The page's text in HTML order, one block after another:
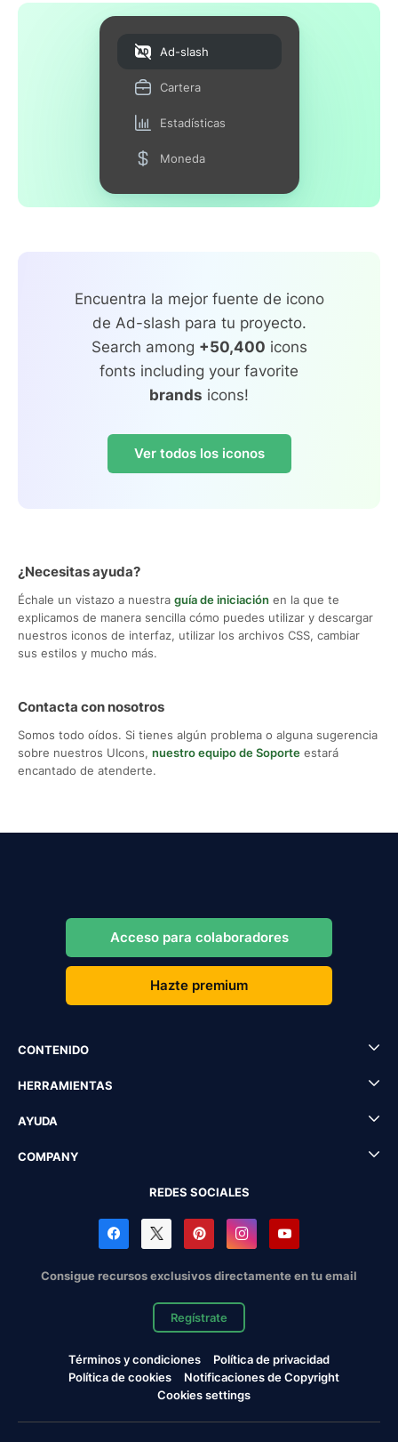
Ad-slash
Cartera
Estadísticas
Moneda
Encuentra la mejor fuente de icono
de Ad-slash para tu proyecto.
Search among +50,400 icons
fonts including your favorite
brands icons!
Ver todos los iconos
¿Necesitas ayuda?
Échale un vistazo a nuestra guía de iniciación en la que te
explicamos de manera sencilla cómo puedes utilizar y descargar
nuestros iconos de interfaz, utilizar los archivos CSS, cambiar
sus estilos y mucho más.
Contacta con nosotros
Somos todo oídos. Si tienes algún problema o alguna sugerencia
sobre nuestros UIcons, nuestro equipo de Soporte estará
encantado de atenderte.
Acceso para colaboradores
Hazte premium
CONTENIDO
HERRAMIENTAS
AYUDA
COMPANY
REDES SOCIALES
Consigue recursos exclusivos directamente en tu email
Regístrate
Términos y condiciones
Política de privacidad
Política de cookies
Notificaciones de Copyright
Cookies settings